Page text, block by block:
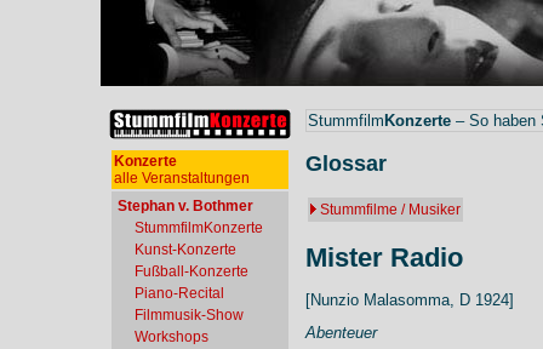
Konzerte
alle Veranstaltungen
Stephan v. Bothmer
StummfilmKonzerte
Kunst-Konzerte
Fußball-Konzerte
Piano-Recital
Filmmusik-Show
Workshops
Stummfilm Konzerte – So haben
Glossar
Stummfilme / Musiker
Mister Radio
[Nunzio Malasomma, D 1924]
Abenteuer